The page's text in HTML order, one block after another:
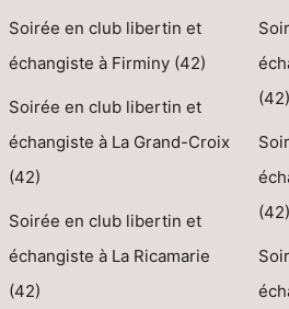
Soirée en club libertin et
échangiste à Firminy (42)
Soirée en club libertin et
échangiste à La Grand-Croix
(42)
Soirée en club libertin et
échangiste à La Ricamarie
(42)
(42)
(42)